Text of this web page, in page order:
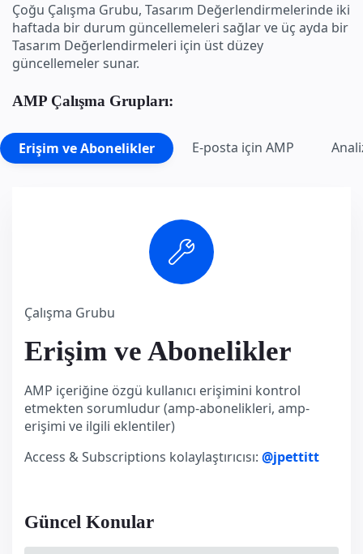
Çoğu Çalışma Grubu, Tasarım Değerlendirmelerinde iki
haftada bir durum güncellemeleri sağlar ve üç ayda bir
Tasarım Değerlendirmeleri için üst düzey
güncellemeler sunar.
AMP Çalışma Grupları:
Erişim ve Abonelikler E-posta için AMP
Çalışma Grubu
Erişim ve Abonelikler
AMP içeriğine özgü kullanıcı erişimini kontrol
etmekten sorumludur (amp-abonelikleri, amp-
erişimi ve ilgili eklentiler)
Access & Subscriptions kolaylaştırıcısı: @jpettitt
Güncel Konular